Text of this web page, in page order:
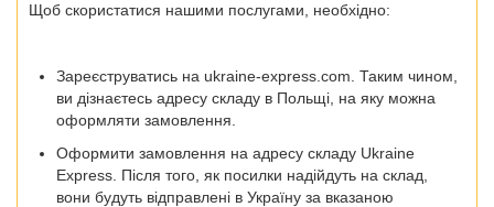
Щоб скористатися нашими послугами, необхідно:
Зареєструватись на ukraine-express.com. Таким чином,
ви дізнаєтесь адресу складу в Польщі, на яку можна
оформляти замовлення.
Оформити замовлення на адресу складу Ukraine
Express. Після того, як посилки надійдуть на склад,
вони будуть відправлені в Україну за вказаною